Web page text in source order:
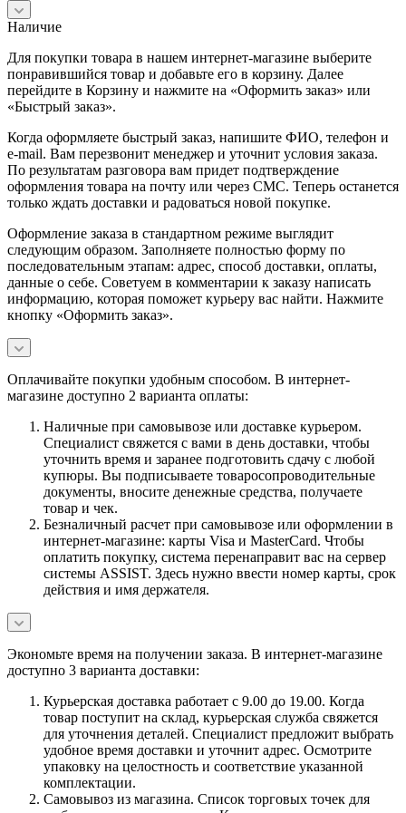
Наличие
Для покупки товара в нашем интернет-магазине выберите
понравившийся товар и добавьте его в корзину. Далее
перейдите в Корзину и нажмите на «Оформить заказ» или
«Быстрый заказ».
Когда оформляете быстрый заказ, напишите ФИО, телефон и
e-mail. Вам перезвонит менеджер и уточнит условия заказа.
По результатам разговора вам придет подтверждение
оформления товара на почту или через СМС. Теперь останется
только ждать доставки и радоваться новой покупке.
Оформление заказа в стандартном режиме выглядит
следующим образом. Заполняете полностью форму по
последовательным этапам: адрес, способ доставки, оплаты,
данные о себе. Советуем в комментарии к заказу написать
информацию, которая поможет курьеру вас найти. Нажмите
кнопку «Оформить заказ».
Оплачивайте покупки удобным способом. В интернет-
магазине доступно 2 варианта оплаты:
Наличные при самовывозе или доставке курьером.
Специалист свяжется с вами в день доставки, чтобы
уточнить время и заранее подготовить сдачу с любой
купюры. Вы подписываете товаросопроводительные
документы, вносите денежные средства, получаете
товар и чек.
Безналичный расчет при самовывозе или оформлении в
интернет-магазине: карты Visa и MasterCard. Чтобы
оплатить покупку, система перенаправит вас на сервер
системы ASSIST. Здесь нужно ввести номер карты, срок
действия и имя держателя.
Экономьте время на получении заказа. В интернет-магазине
доступно 3 варианта доставки:
Курьерская доставка работает с 9.00 до 19.00. Когда
товар поступит на склад, курьерская служба свяжется
для уточнения деталей. Специалист предложит выбрать
удобное время доставки и уточнит адрес. Осмотрите
упаковку на целостность и соответствие указанной
комплектации.
Самовывоз из магазина. Список торговых точек для